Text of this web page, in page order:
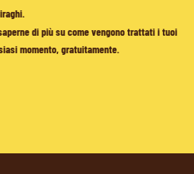
di più su come vengono trattati i tuoi
momento, gratuitamente.